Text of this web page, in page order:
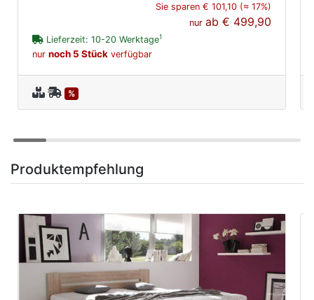
Sie sparen € 101,10 (≈ 17%)
nurab€ 499,90
Lieferzeit: 10-20 Werktage1
nur noch 5 Stück verfügbar
%
Produktempfehlung